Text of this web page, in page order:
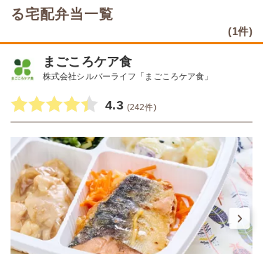
る宅配弁当一覧
(1件)
まごころケア食
株式会社シルバーライフ「まごころケア食」
4.3 (242件)